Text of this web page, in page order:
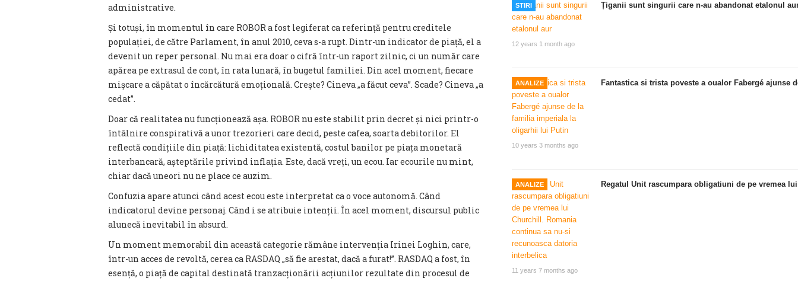
administrative.
Și totuși, în momentul în care ROBOR a fost legiferat ca referință pentru creditele
populației, de către Parlament, în anul 2010, ceva s-a rupt. Dintr-un indicator de piață, el a
devenit un reper personal. Nu mai era doar o cifră într-un raport zilnic, ci un număr care
apărea pe extrasul de cont, în rata lunară, în bugetul familiei. Din acel moment, fiecare
mișcare a căpătat o încărcătură emoțională. Crește? Cineva „a făcut ceva”. Scade? Cineva „a
cedat”.
Doar că realitatea nu funcționează așa. ROBOR nu este stabilit prin decret și nici printr-o
întâlnire conspirativă a unor trezorieri care decid, peste cafea, soarta debitorilor. El
reflectă condițiile din piață: lichiditatea existentă, costul banilor pe piața monetară
interbancară, așteptările privind inflația. Este, dacă vreți, un ecou. Iar ecourile nu mint,
chiar dacă uneori nu ne place ce auzim.
Confuzia apare atunci când acest ecou este interpretat ca o voce autonomă. Când
indicatorul devine personaj. Când i se atribuie intenții. În acel moment, discursul public
alunecă inevitabil în absurd.
Un moment memorabil din această categorie rămâne intervenția Irinei Loghin, care,
într-un acces de revoltă, cerea ca RASDAQ „să fie arestat, dacă a furat!”. RASDAQ a fost, în
esență, o piață de capital destinată tranzacționării acțiunilor rezultate din procesul de
STIRI
12 years 1 month ago
Țiganii sunt singurii care n-au abandonat etalonul
ANALIZE
10 years 3 months ago
Fantastica si trista poveste a oualor Fabergé
ANALIZE
11 years 7 months ago
Regatul Unit rascumpara obligatiuni de pe vremea